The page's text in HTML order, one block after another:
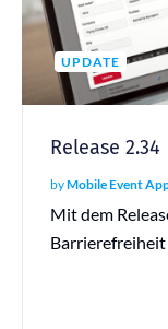
UPDATE
Release 2.34
byMobile Event
Mit dem